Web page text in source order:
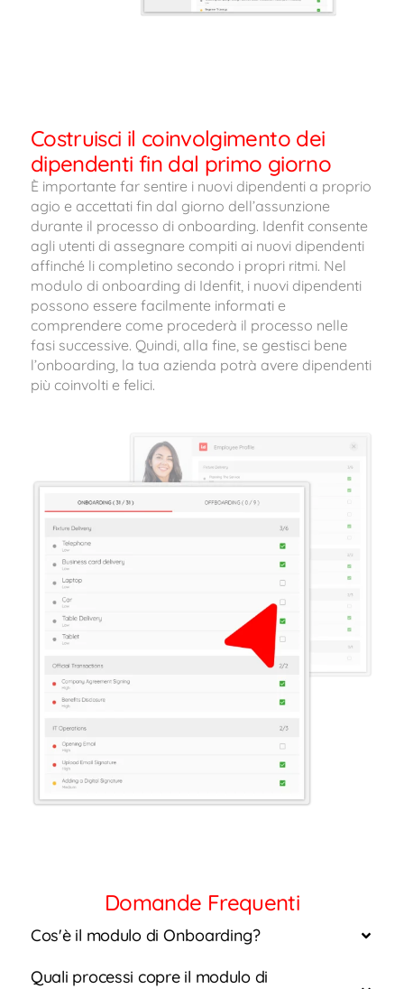
Costruisci il coinvolgimento dei
dipendenti fin dal primo giorno
È importante far sentire i nuovi dipendenti a proprio
agio e accettati fin dal giorno dell’assunzione
durante il processo di onboarding. Idenfit consente
agli utenti di assegnare compiti ai nuovi dipendenti
affinché li completino secondo i propri ritmi. Nel
modulo di onboarding di Idenfit, i nuovi dipendenti
possono essere facilmente informati e
comprendere come procederà il processo nelle
fasi successive. Quindi, alla fine, se gestisci bene
l’onboarding, la tua azienda potrà avere dipendenti
più coinvolti e felici.
Domande Frequenti
Cos'è il modulo di Onboarding?
Quali processi copre il modulo di